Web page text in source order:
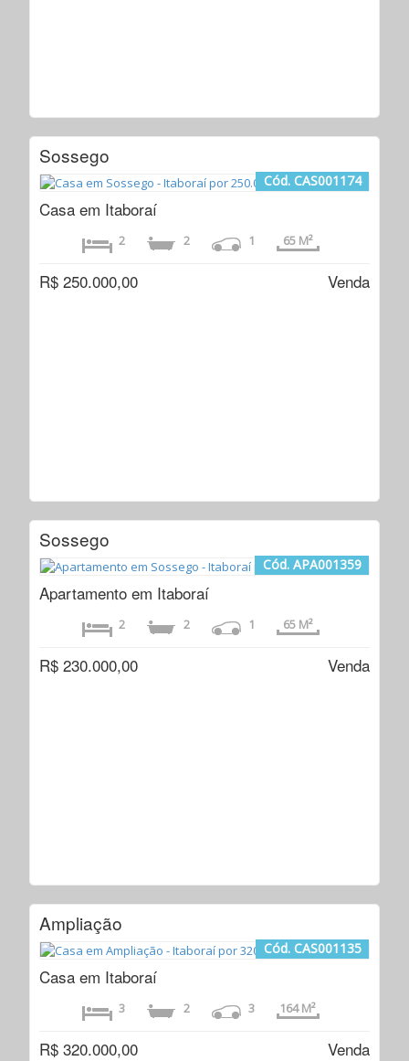
Sossego
Cód. CAS001174
Casa em Itaboraí
2 2 1 65 M²
R$ 250.000,00 Venda
Sossego
Cód. APA001359
Apartamento em Itaboraí
2 2 1 65 M²
R$ 230.000,00 Venda
Ampliação
Cód. CAS001135
Casa em Itaboraí
3 2 3 164 M²
R$ 320.000,00 Venda